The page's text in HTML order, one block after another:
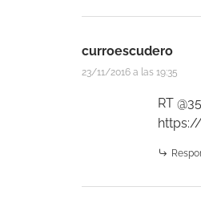
curroescudero
23/11/2016 a las 19:35
RT